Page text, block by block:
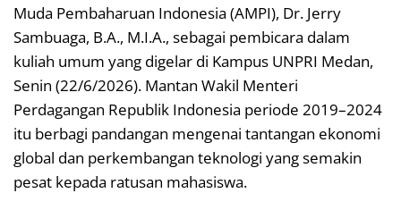
Muda Pembaharuan Indonesia (AMPI), Dr. Jerry
Sambuaga, B.A., M.I.A., sebagai pembicara dalam
kuliah umum yang digelar di Kampus UNPRI Medan,
Senin (22/6/2026). Mantan Wakil Menteri
Perdagangan Republik Indonesia periode 2019–2024
itu berbagi pandangan mengenai tantangan ekonomi
global dan perkembangan teknologi yang semakin
pesat kepada ratusan mahasiswa.